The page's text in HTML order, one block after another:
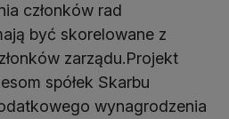
członków rad
być skorelowane z
zarządu.Projekt
spółek Skarbu
wynagrodzenia